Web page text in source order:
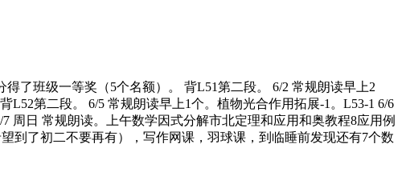
了班级一等奖（5个名额）。 背L51第二段。 6/2 常规朗读早上2
第二段。 6/5 常规朗读早上1个。植物光合作用拓展-1。L53-1 6/6
周日 常规朗读。上午数学因式分解市北定理和应用和奥教程8应用例
到了初二不要再有），写作网课，羽球课，到临睡前发现还有7个数